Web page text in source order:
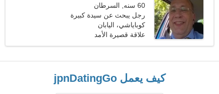
60 سنه, السرطان
رجل يبحث عن سيدة كبيرة
48-55
كوباياشي، اليابان
علاقة قصيرة الأمد
كيف يعمل jpnDatingGo